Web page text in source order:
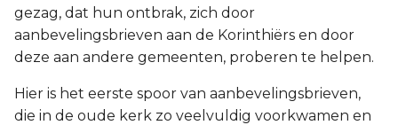
gezag, dat hun ontbrak, zich door
aanbevelingsbrieven aan de Korinthiërs en door
deze aan andere gemeenten, proberen te helpen.
Hier is het eerste spoor van aanbevelingsbrieven,
die in de oude kerk zo veelvuldig voorkwamen en